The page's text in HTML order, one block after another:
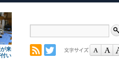
来
い